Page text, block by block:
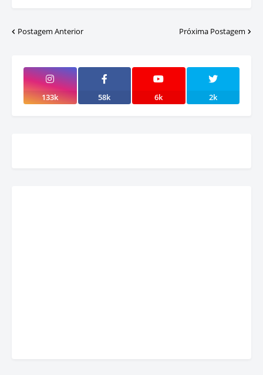
Postagem Anterior Próxima Postagem
133k 58k 6k 2k